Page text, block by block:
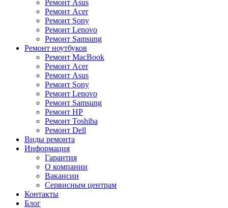
Ремонт Asus
Ремонт Acer
Ремонт Sony
Ремонт Lenovo
Ремонт Samsung
Ремонт ноутбуков
Ремонт MacBook
Ремонт Acer
Ремонт Asus
Ремонт Sony
Ремонт Lenovo
Ремонт Samsung
Ремонт HP
Ремонт Toshiba
Ремонт Dell
Виды ремонта
Информация
Гарантия
О компании
Вакансии
Сервисным центрам
Контакты
Блог